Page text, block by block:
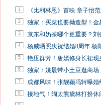
1 《比利林恩》首映 章子怡
2 独家：买菜也要拗造型！
3 京东和奶茶哪个更重要？刘
4 杨威晒照庆祝结婚8周年 杨
5 艳压群芳！唐嫣修身长裙现
6 独家：姚晨带小土豆逛商场
7 成都风味！张靓颖冯轲曝
8 接地气！阔太熊黛林打扮休